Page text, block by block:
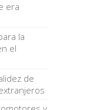
era
la
el
de